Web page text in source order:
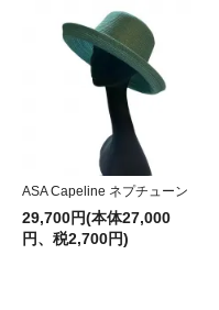
ASA Capeline ネプチューン
29,700円(本体27,000
円、税2,700円)